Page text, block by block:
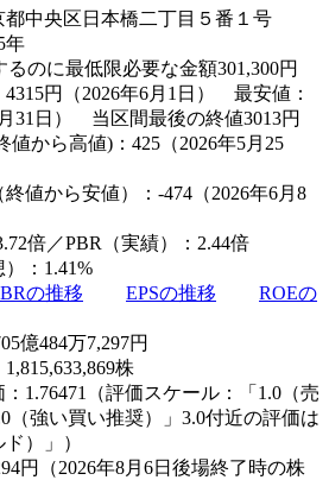
中央区日本橋二丁目５番１号
年
るのに最低限必要な金額301,300円
円（2026年6月1日） 最安値：
31日） 当区間最後の終値3013円
値から高値)：425（2026年5月25
値から安値）：-474（2026年6月8
倍／PBR（実績）：2.44倍
：1.41%
の推移 EPSの推移
ROEの
億484万7,297円
株
1.76471（評価スケール：「1.0（売
（強い買い推奨）」3.0付近の評価は
）」）
円（2026年8月6日後場終了時の株